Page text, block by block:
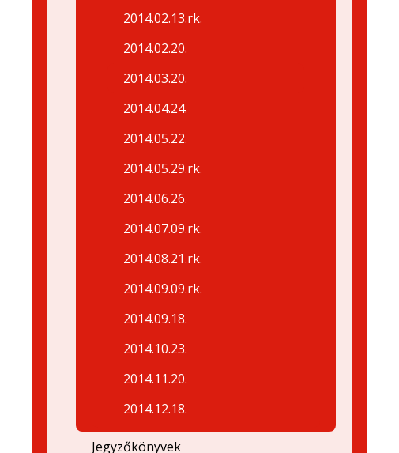
2014.02.13.rk.
2014.02.20.
2014.03.20.
2014.04.24.
2014.05.22.
2014.05.29.rk.
2014.06.26.
2014.07.09.rk.
2014.08.21.rk.
2014.09.09.rk.
2014.09.18.
2014.10.23.
2014.11.20.
2014.12.18.
Jegyzőkönyvek